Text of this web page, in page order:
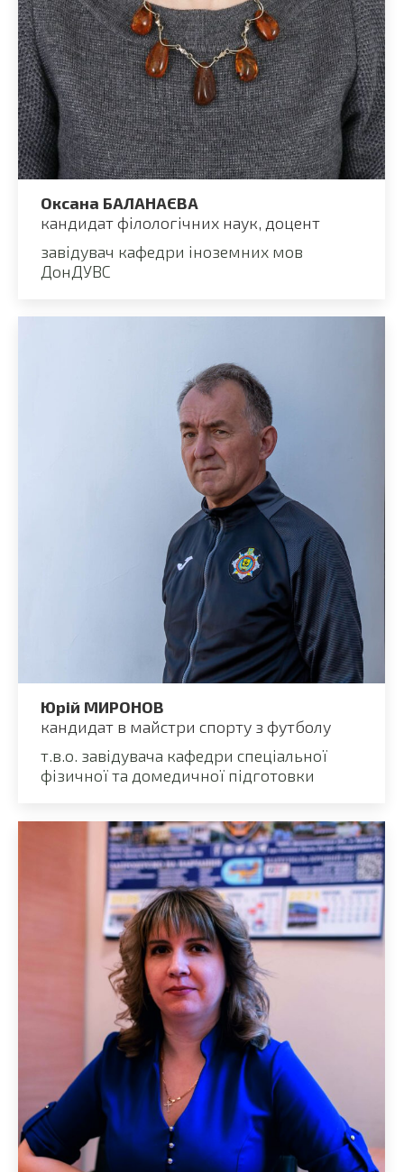
Оксана БАЛАНАЄВА
кандидат філологічних наук, доцент
завідувач кафедри іноземних мов
ДонДУВС
Юрій МИРОНОВ
кандидат в майстри спорту з футболу
т.в.о. завідувача кафедри спеціальної
фізичної та домедичної підготовки